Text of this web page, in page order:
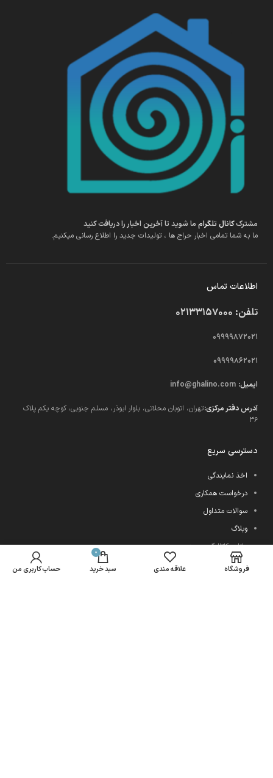
مشترککانال تلگرام ما شوید تا آخرین اخبار را دریافت کنید
ما به شما تمامی اخبار حراج ها ، تولیدات جدید را اطلاع رسانی میکنیم.
اطلاعات تماس
تلفن: 02133157000
09999872021
09999862021
ایمیل: info@ghalino.com
آدرس دفتر مرکزی:تهران، اتوبان محلاتی، بلوار ابوذر، مسلم جنوبی، کوچه یکم پلاک
36
دسترسی سریع
اخذ نمایندگی
درخواست همکاری
سوالات متداول
وبلاگ
دانلود کاتالوگ به روز
فروشگاه علاقه مندی
0
سبد خرید حساب کاربری من